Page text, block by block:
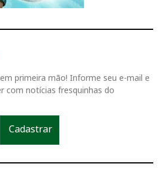
primeira mão! Informe seu e-mail e
com notícias fresquinhas do